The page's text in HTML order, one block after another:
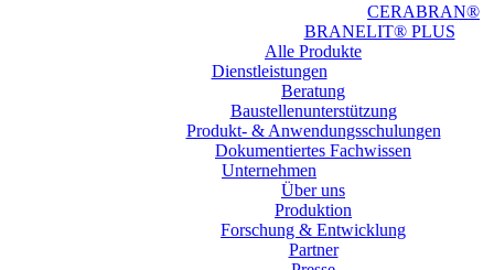
CERABRAN®
BRANELIT® PLUS
Alle Produkte
Dienstleistungen
Beratung
Baustellen­unterstützung
Produkt- & Anwendungsschulungen
Dokumentiertes Fachwissen
Unternehmen
Über uns
Produktion
Forschung & Entwicklung
Partner